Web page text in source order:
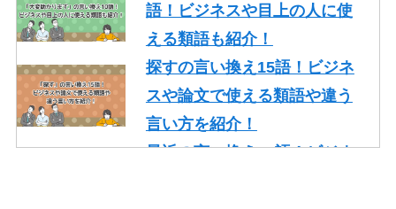
語！ビジネスや目上の人に使
える類語も紹介！
探すの言い換え15語！ビジネ
スや論文で使える類語や違う
言い方を紹介！
最近の言い換え15語！ビジネ